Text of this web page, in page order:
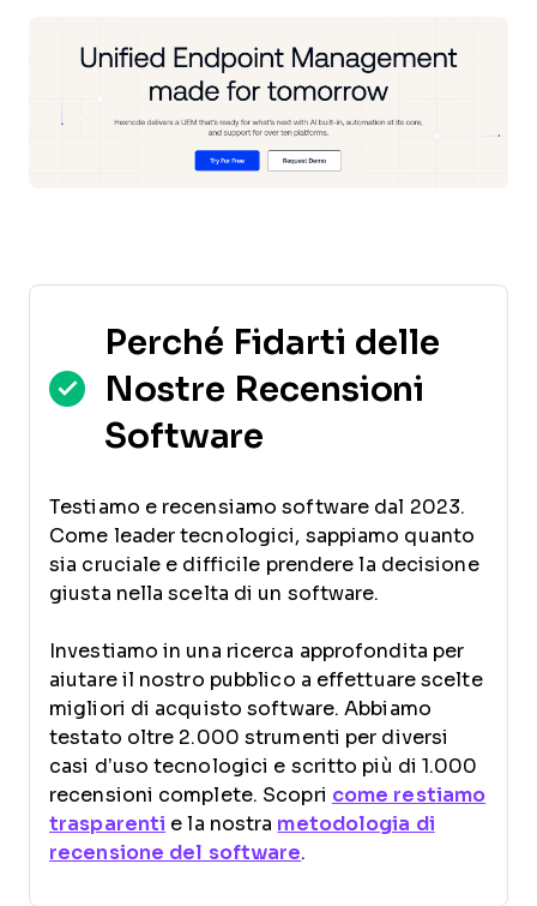
Perché Fidarti delle
Nostre Recensioni
Software
Testiamo e recensiamo software dal 2023.
Come leader tecnologici, sappiamo quanto
sia cruciale e difficile prendere la decisione
giusta nella scelta di un software.
Investiamo in una ricerca approfondita per
aiutare il nostro pubblico a effettuare scelte
migliori di acquisto software. Abbiamo
testato oltre 2.000 strumenti per diversi
casi d’uso tecnologici e scritto più di 1.000
recensioni complete. Scopri come restiamo
trasparenti e la nostra metodologia di
recensione del software.